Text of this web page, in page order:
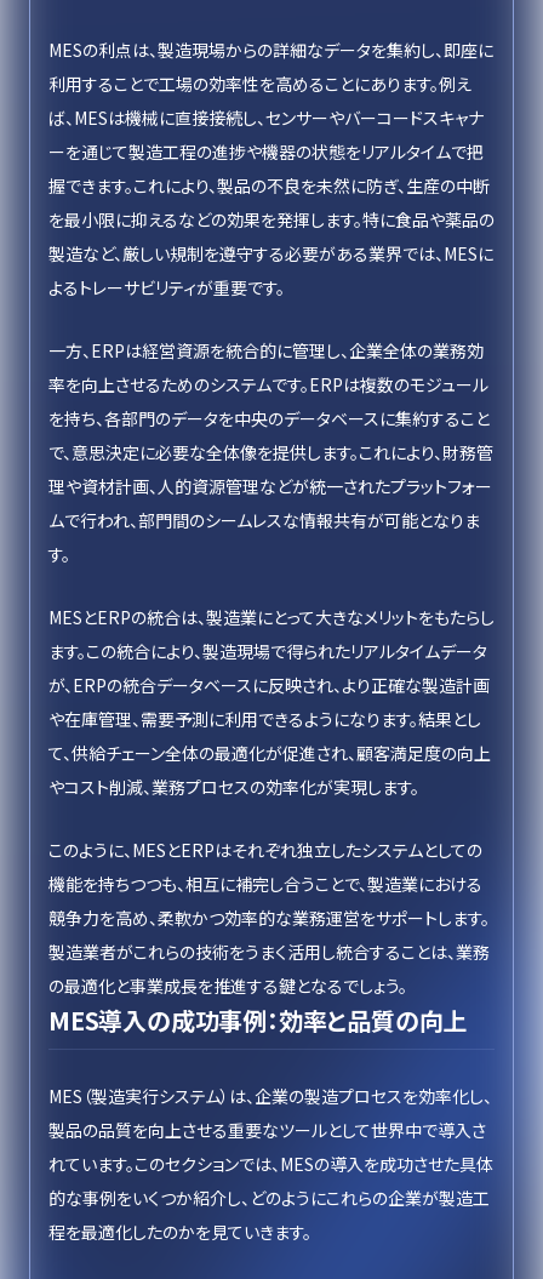
MESの利点は、製造現場からの詳細なデータを集約し、即座に
利用することで工場の効率性を高めることにあります。例え
ば、MESは機械に直接接続し、センサーやバーコードスキャナ
ーを通じて製造工程の進捗や機器の状態をリアルタイムで把
握できます。これにより、製品の不良を未然に防ぎ、生産の中断
を最小限に抑えるなどの効果を発揮します。特に食品や薬品の
製造など、厳しい規制を遵守する必要がある業界では、MESに
よるトレーサビリティが重要です。
一方、ERPは経営資源を統合的に管理し、企業全体の業務効
率を向上させるためのシステムです。ERPは複数のモジュール
を持ち、各部門のデータを中央のデータベースに集約すること
で、意思決定に必要な全体像を提供します。これにより、財務管
理や資材計画、人的資源管理などが統一されたプラットフォー
ムで行われ、部門間のシームレスな情報共有が可能となりま
す。
MESとERPの統合は、製造業にとって大きなメリットをもたらし
ます。この統合により、製造現場で得られたリアルタイムデータ
が、ERPの統合データベースに反映され、より正確な製造計画
や在庫管理、需要予測に利用できるようになります。結果とし
て、供給チェーン全体の最適化が促進され、顧客満足度の向上
やコスト削減、業務プロセスの効率化が実現します。
このように、MESとERPはそれぞれ独立したシステムとしての
機能を持ちつつも、相互に補完し合うことで、製造業における
競争力を高め、柔軟かつ効率的な業務運営をサポートします。
製造業者がこれらの技術をうまく活用し統合することは、業務
の最適化と事業成長を推進する鍵となるでしょう。
MES導入の成功事例：効率と品質の向上
MES（製造実行システム）は、企業の製造プロセスを効率化し、
製品の品質を向上させる重要なツールとして世界中で導入さ
れています。このセクションでは、MESの導入を成功させた具体
的な事例をいくつか紹介し、どのようにこれらの企業が製造工
程を最適化したのかを見ていきます。